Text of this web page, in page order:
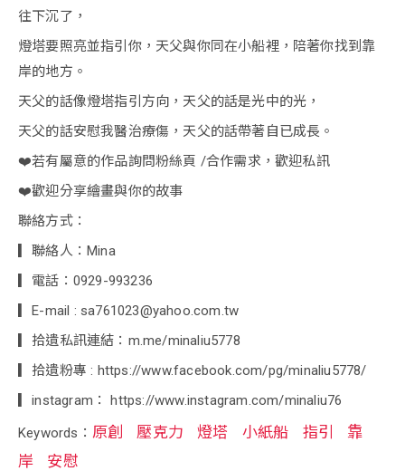
往下沉了，
燈塔要照亮並指引你，天父與你同在小船裡，陪著你找到靠
岸的地方。
天父的話像燈塔指引方向，天父的話是光中的光，
天父的話安慰我醫治療傷，天父的話帶著自已成長。
❤️若有屬意的作品詢問粉絲頁 /合作需求，歡迎私訊
❤️歡迎分享繪畫與你的故事
聯絡方式：
▎聯絡人：Mina
▎電話：0929-993236
▎E-mail : sa761023@yahoo.com.tw
▎拾遺私訊連結：m.me/minaliu5778
▎拾遺粉專 : https://www.facebook.com/pg/minaliu5778/
▎instagram： https://www.instagram.com/minaliu76
Keywords： 原創 壓克力 燈塔 小紙船 指引
靠
岸
安慰